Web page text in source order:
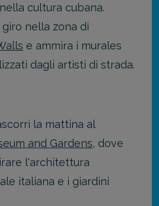
cultura cubana.
giro nella zona di
e ammira i murales
dagli artisti di strada.
la mattina al
and Gardens, dove
l'architettura
italiana e i giardini